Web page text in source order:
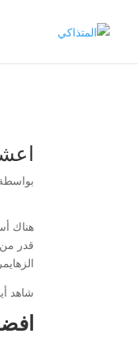
هناك
قدر من
شاهد